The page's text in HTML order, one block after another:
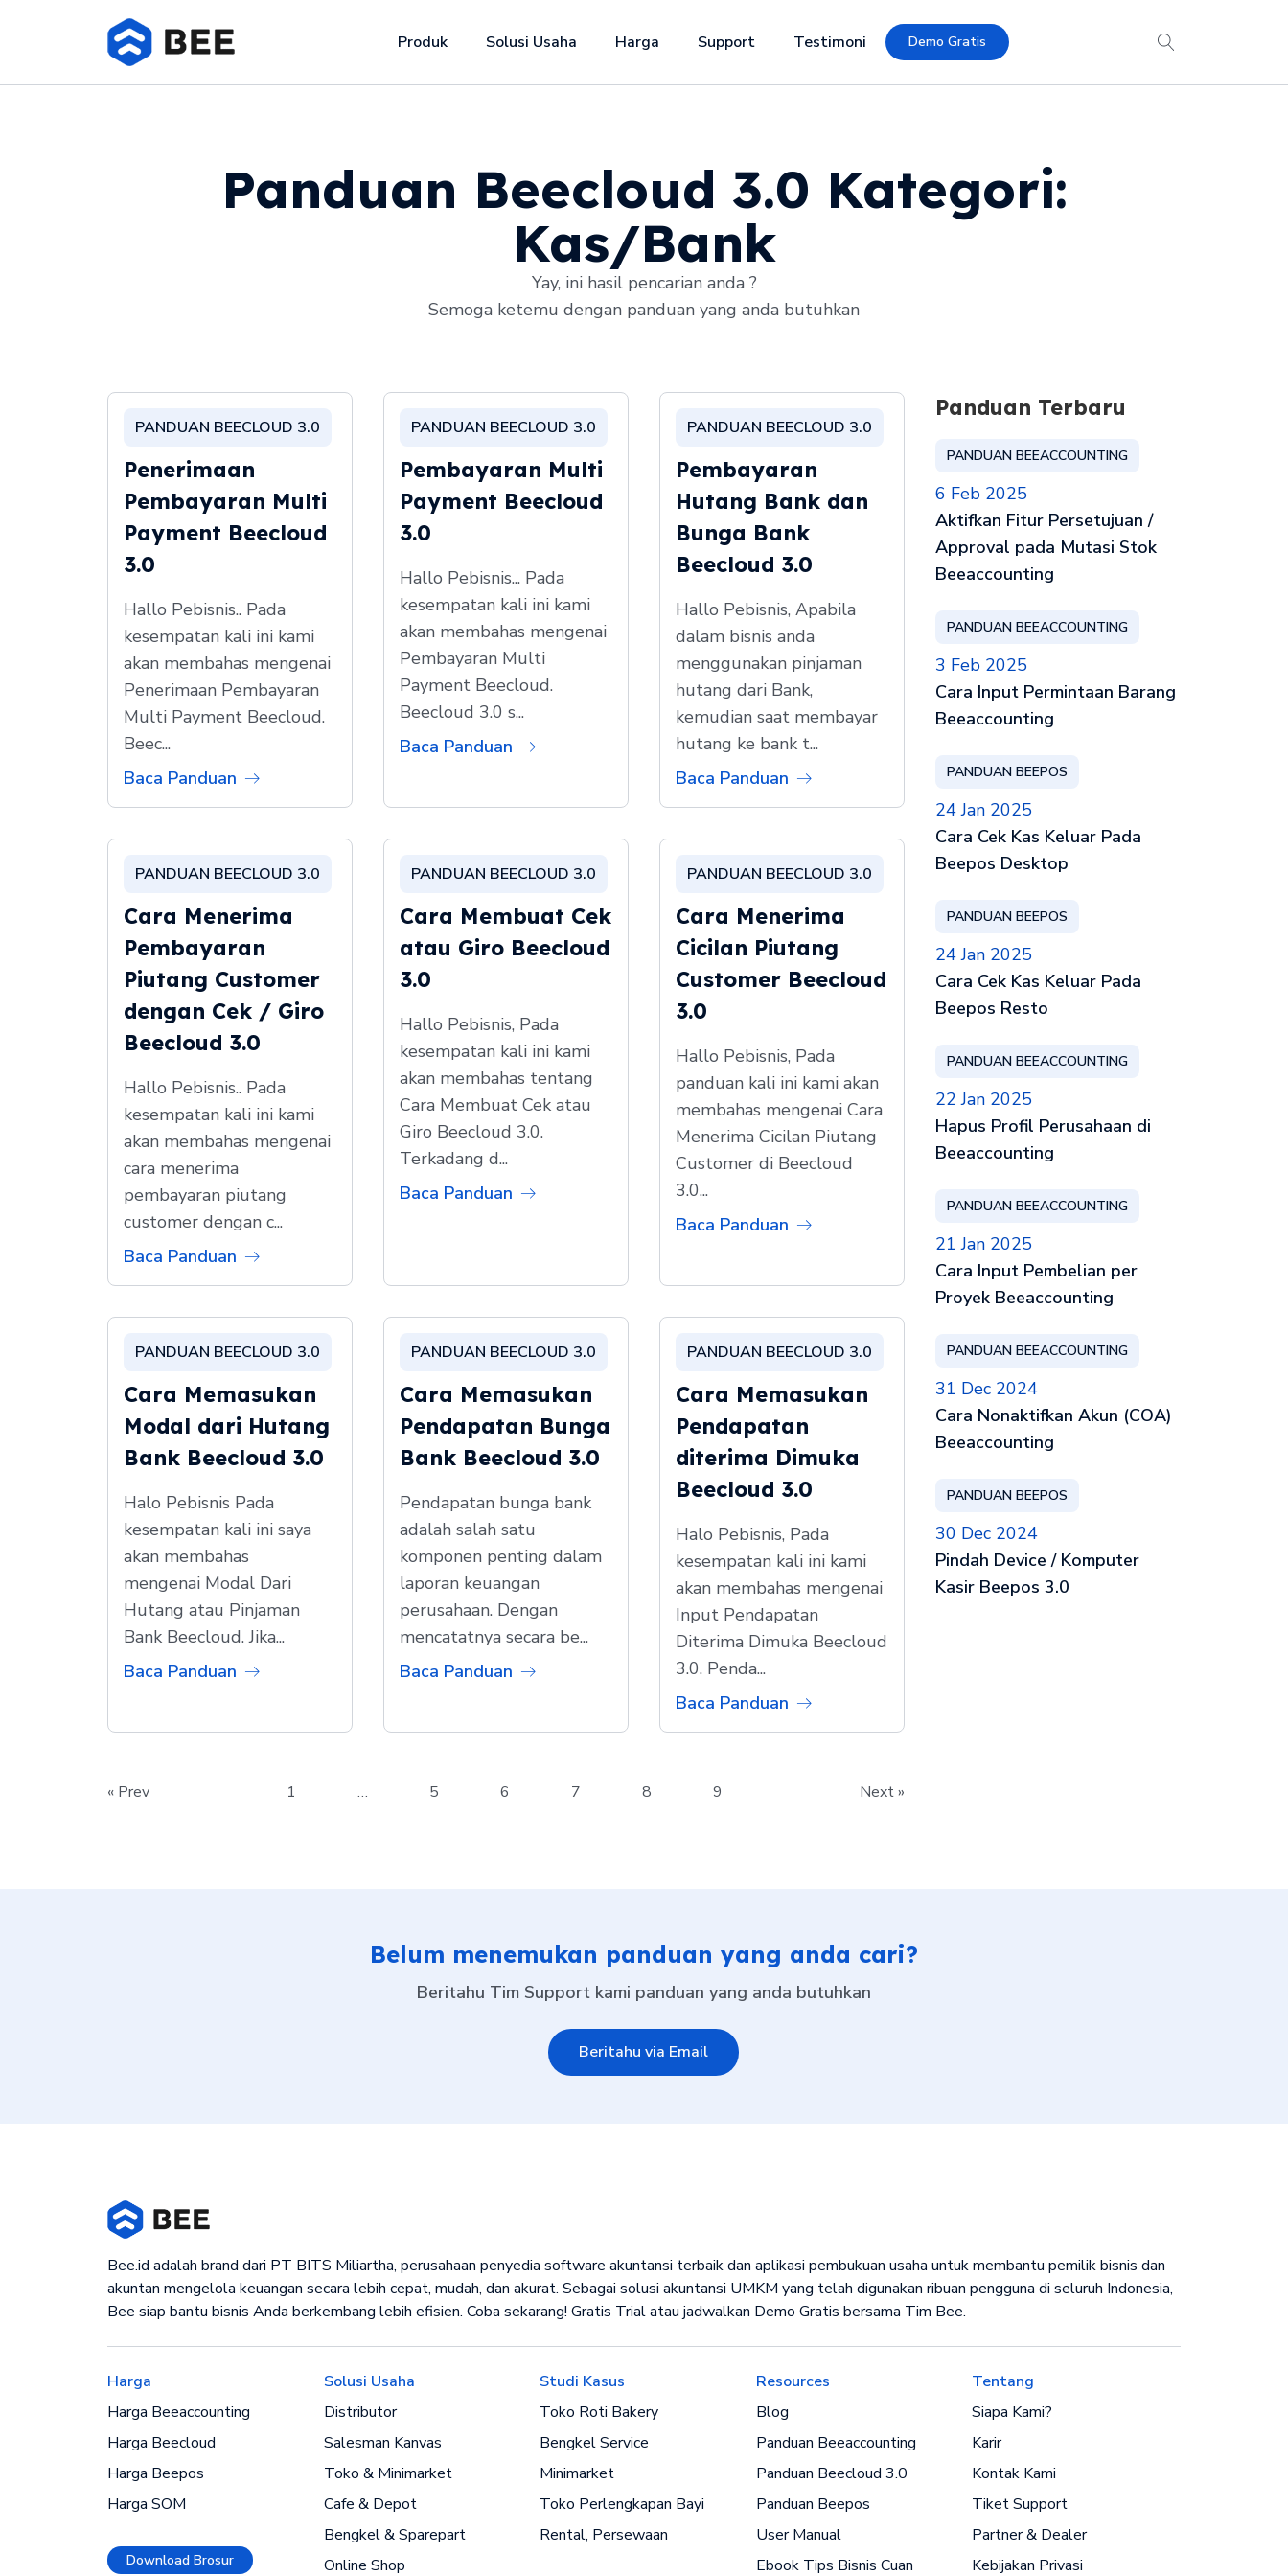
Produk Solusi Usaha Harga Support Testimoni Demo Gratis
Panduan Beecloud 3.0 Kategori:
Kas/Bank
Yay, ini hasil pencarian anda ?
Semoga ketemu dengan panduan yang anda butuhkan
PANDUAN BEECLOUD 3.0
Penerimaan
Pembayaran Multi
Payment Beecloud
3.0
Hallo Pebisnis.. Pada
kesempatan kali ini kami
akan membahas mengenai
Penerimaan Pembayaran
Multi Payment Beecloud.
Beec...
Baca Panduan
PANDUAN BEECLOUD 3.0
Pembayaran Multi
Payment Beecloud
3.0
Hallo Pebisnis... Pada
kesempatan kali ini kami
akan membahas mengenai
Pembayaran Multi
Payment Beecloud.
Beecloud 3.0 s...
Baca Panduan
PANDUAN BEECLOUD 3.0
Pembayaran
Hutang Bank dan
Bunga Bank
Beecloud 3.0
Hallo Pebisnis, Apabila
dalam bisnis anda
menggunakan pinjaman
hutang dari Bank,
kemudian saat membayar
hutang ke bank t...
Baca Panduan
PANDUAN BEECLOUD 3.0
Cara Menerima
Pembayaran
Piutang Customer
dengan Cek / Giro
Beecloud 3.0
Hallo Pebisnis.. Pada
kesempatan kali ini kami
akan membahas mengenai
cara menerima
pembayaran piutang
customer dengan c...
Baca Panduan
PANDUAN BEECLOUD 3.0
Cara Membuat Cek
atau Giro Beecloud
3.0
Hallo Pebisnis, Pada
kesempatan kali ini kami
akan membahas tentang
Cara Membuat Cek atau
Giro Beecloud 3.0.
Terkadang d...
Baca Panduan
PANDUAN BEECLOUD 3.0
Cara Menerima
Cicilan Piutang
Customer Beecloud
3.0
Hallo Pebisnis, Pada
panduan kali ini kami akan
membahas mengenai Cara
Menerima Cicilan Piutang
Customer di Beecloud
3.0...
Baca Panduan
PANDUAN BEECLOUD 3.0
Cara Memasukan
Modal dari Hutang
Bank Beecloud 3.0
Halo Pebisnis Pada
kesempatan kali ini saya
akan membahas
mengenai Modal Dari
Hutang atau Pinjaman
Bank Beecloud. Jika...
Baca Panduan
PANDUAN BEECLOUD 3.0
Cara Memasukan
Pendapatan Bunga
Bank Beecloud 3.0
Pendapatan bunga bank
adalah salah satu
komponen penting dalam
laporan keuangan
perusahaan. Dengan
mencatatnya secara be...
Baca Panduan
PANDUAN BEECLOUD 3.0
Cara Memasukan
Pendapatan
diterima Dimuka
Beecloud 3.0
Halo Pebisnis, Pada
kesempatan kali ini kami
akan membahas mengenai
Input Pendapatan
Diterima Dimuka Beecloud
3.0. Penda...
Baca Panduan
« Prev 1 … 5 6 7 8 9 Next »
Panduan Terbaru
PANDUAN BEEACCOUNTING
6 Feb 2025
Aktifkan Fitur Persetujuan /
Approval pada Mutasi Stok
Beeaccounting
PANDUAN BEEACCOUNTING
3 Feb 2025
Cara Input Permintaan Barang
Beeaccounting
PANDUAN BEEPOS
24 Jan 2025
Cara Cek Kas Keluar Pada
Beepos Desktop
PANDUAN BEEPOS
24 Jan 2025
Cara Cek Kas Keluar Pada
Beepos Resto
PANDUAN BEEACCOUNTING
22 Jan 2025
Hapus Profil Perusahaan di
Beeaccounting
PANDUAN BEEACCOUNTING
21 Jan 2025
Cara Input Pembelian per
Proyek Beeaccounting
PANDUAN BEEACCOUNTING
31 Dec 2024
Cara Nonaktifkan Akun (COA)
Beeaccounting
PANDUAN BEEPOS
30 Dec 2024
Pindah Device / Komputer
Kasir Beepos 3.0
Belum menemukan panduan yang anda cari?
Beritahu Tim Support kami panduan yang anda butuhkan
Beritahu via Email
Bee.id adalah brand dari PT BITS Miliartha, perusahaan penyedia software akuntansi terbaik dan aplikasi pembukuan usaha untuk membantu pemilik bisnis dan
akuntan mengelola keuangan secara lebih cepat, mudah, dan akurat. Sebagai solusi akuntansi UMKM yang telah digunakan ribuan pengguna di seluruh Indonesia,
Bee siap bantu bisnis Anda berkembang lebih efisien. Coba sekarang! Gratis Trial atau jadwalkan Demo Gratis bersama Tim Bee.
Harga
Harga Beeaccounting
Harga Beecloud
Harga Beepos
Harga SOM
Download Brosur
Solusi Usaha
Distributor
Salesman Kanvas
Toko & Minimarket
Cafe & Depot
Bengkel & Sparepart
Online Shop
Studi Kasus
Toko Roti Bakery
Bengkel Service
Minimarket
Toko Perlengkapan Bayi
Rental, Persewaan
Resources
Blog
Panduan Beeaccounting
Panduan Beecloud 3.0
Panduan Beepos
User Manual
Ebook Tips Bisnis Cuan
Tentang
Siapa Kami?
Karir
Kontak Kami
Tiket Support
Partner & Dealer
Kebijakan Privasi